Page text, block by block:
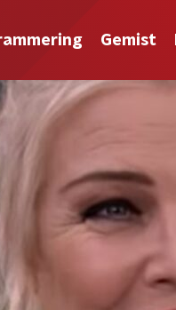
Gemist